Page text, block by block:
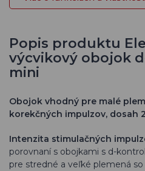
Popis produktu
výcvikový obojok
mini
Obojok vhodný pre malé
korekčných impulzov, dosah
Intenzita stimulačných
porovnaní s obojkami s d-
pre stredné a veľké plemená